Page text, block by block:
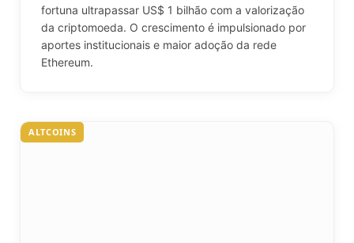
fortuna ultrapassar US$ 1 bilhão com a valorização
da criptomoeda. O crescimento é impulsionado por
aportes institucionais e maior adoção da rede
Ethereum.
ALTCOINS